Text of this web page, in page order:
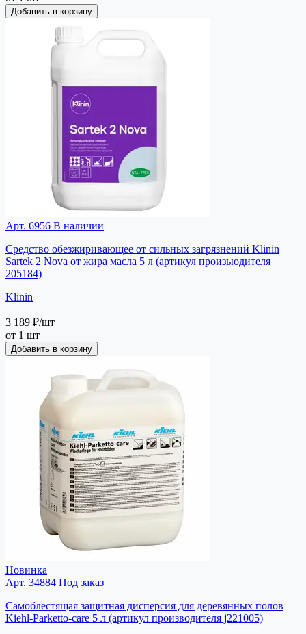
Добавить в корзину
Арт. 6956 В наличии
Средство обезжиривающее от сильных загрязнений Klinin
Sartek 2 Nova от жира масла 5 л (артикул произыодителя
205184)
Klinin
3 189 ₽/шт
от 1 шт
Добавить в корзину
Новинка
Арт. 34884 Под заказ
Самоблестящая защитная дисперсия для деревянных полов
Kiehl-Parketto-care 5 л (артикул производителя j221005)